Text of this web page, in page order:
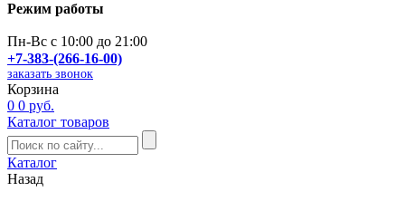
Режим работы
Пн-Вс с 10:00 до 21:00
+7-383-(266-16-00)
заказать звонок
Корзина
0 0 руб.
Каталог товаров
Каталог
Назад